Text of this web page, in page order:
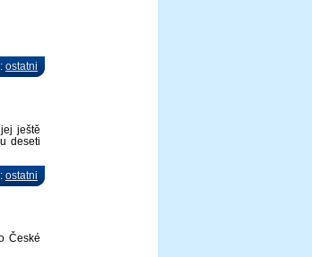
ostatni
ještě
deseti
ostatni
České